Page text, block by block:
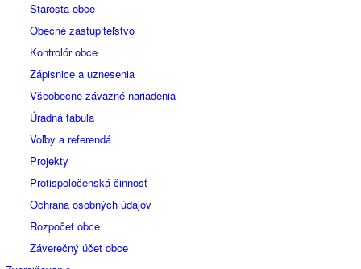
Starosta obce
Obecné zastupiteľstvo
Kontrolór obce
Zápisnice a uznesenia
Všeobecne záväzné nariadenia
Úradná tabuľa
Voľby a referendá
Projekty
Protispoločenská činnosť
Ochrana osobných údajov
Rozpočet obce
Záverečný účet obce